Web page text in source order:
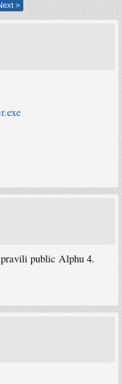
>
public Alphu 4.